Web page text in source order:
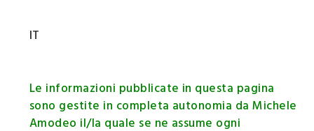
IT
Le informazioni pubblicate in questa pagina
sono gestite in completa autonomia da Michele
Amodeo il/la quale se ne assume ogni